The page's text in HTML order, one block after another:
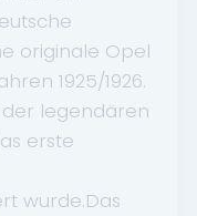
originale Opel
1925/1926.
legendären
erste
wurde.Das